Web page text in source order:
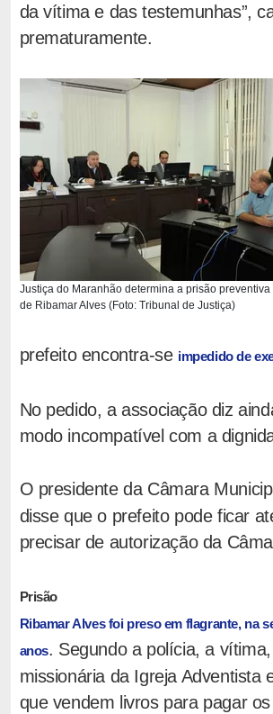
da vítima e das testemunhas”,
prematuramente.
Justiça do Maranhão determina a prisão preventiva
de Ribamar Alves (Foto: Tribunal de Justiça)
prefeito encontra-se impedido de
No pedido, a associação diz
modo incompatível com a
O presidente da Câmara
disse que o prefeito pode ficar
precisar de autorização da
Prisão
Ribamar Alves foi preso em flagrante, na
anos. Segundo a polícia, a
missionária da Igreja Adventista
que vendem livros para pagar